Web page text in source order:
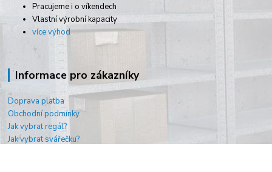
Pracujeme i o víkendech
Vlastní výrobní kapacity
více výhod
Informace pro zákazníky
Doprava platba
Obchodní podmínky
Jak vybrat regál?
Jak vybrat svářečku?